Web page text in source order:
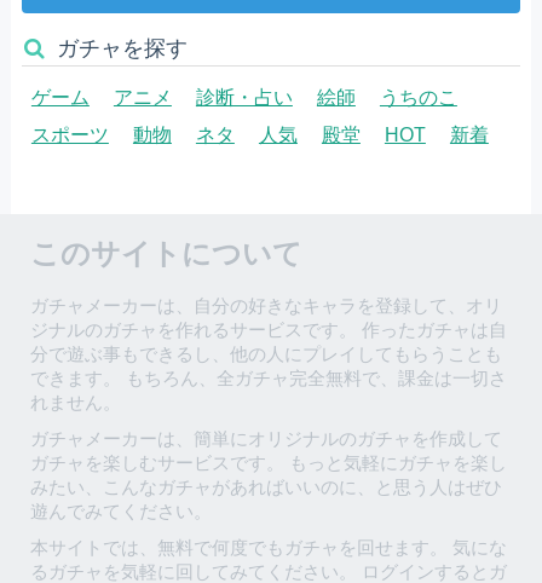
ガチャを探す
ゲーム アニメ 診断・占い 絵師
うちのこ
スポーツ
動物 ネタ 人気 殿堂 HOT 新着
このサイトについて
ガチャメーカーは、自分の好きなキャラを登録して、オリ
ジナルのガチャを作れるサービスです。 作ったガチャは自
分で遊ぶ事もできるし、他の人にプレイしてもらうことも
できます。 もちろん、全ガチャ完全無料で、課金は一切さ
れません。
ガチャメーカーは、簡単にオリジナルのガチャを作成して
ガチャを楽しむサービスです。 もっと気軽にガチャを楽し
みたい、こんなガチャがあればいいのに、と思う人はぜひ
遊んでみてください。
本サイトでは、無料で何度でもガチャを回せます。 気にな
るガチャを気軽に回してみてください。 ログインするとガ